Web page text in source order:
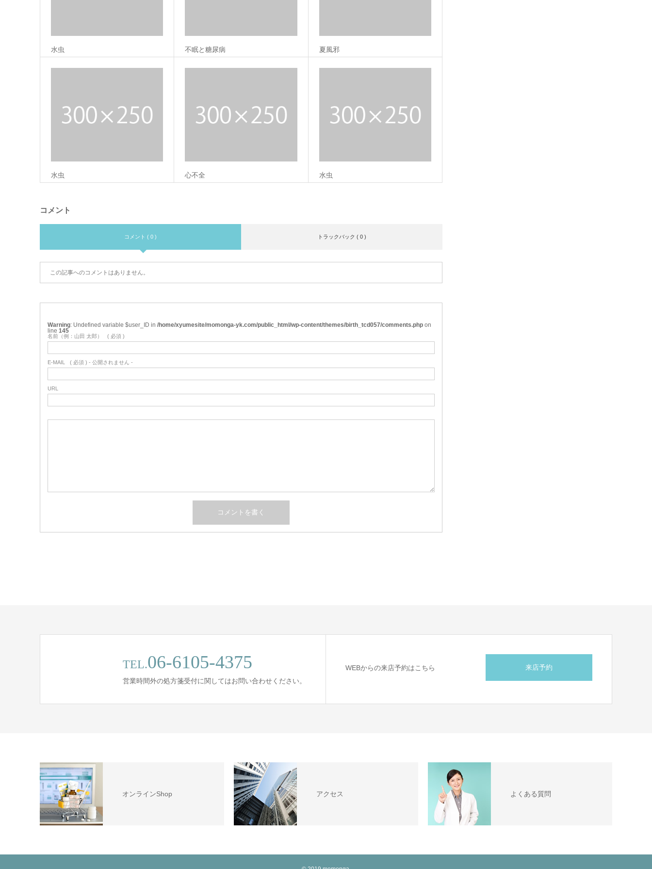
水虫 不眠と糖尿病 夏風邪
水虫 心不全 水虫
コメント
コメント ( 0 ) トラックバック ( 0 )
この記事へのコメントはありません。
Warning : Undefined variable $user_ID in /home/xyumesite/momonga-yk.com/public_html/wp-content/themes/birth_tcd057/comments.php on
line 145
名前（例：山田 太郎） ( 必須 )
E-MAIL ( 必須 ) - 公開されません -
URL
TEL.06-6105-4375
営業時間外の処方箋受付に関してはお問い合わせください。
WEBからの来店予約はこちら 来店予約
オンラインShop アクセス よくある質問